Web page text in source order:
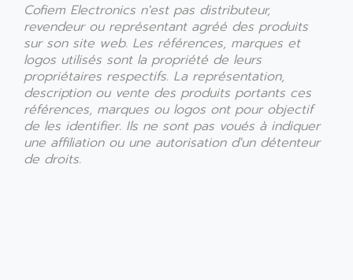
Cofiem Electronics n'est pas distributeur,
revendeur ou représentant agréé des produits
sur son site web. Les références, marques et
logos utilisés sont la propriété de leurs
propriétaires respectifs. La représentation,
description ou vente des produits portants ces
références, marques ou logos ont pour objectif
de les identifier. Ils ne sont pas voués à indiquer
une affiliation ou une autorisation d'un détenteur
de droits.